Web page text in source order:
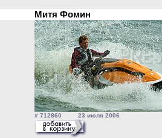
Митя Фомин
# 712860 23 июля 2006